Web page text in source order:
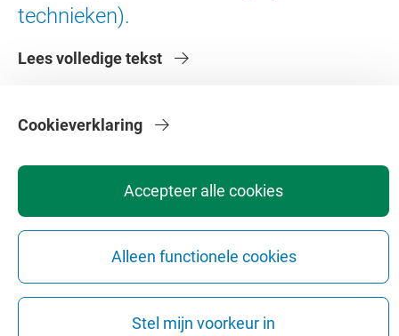
technieken).
Lees volledige tekst
Accepteer alle cookies
Alleen functionele cookies
Stel mijn voorkeur in
Cookieverklaring
Diensten
Veiligheid Webcolofon
Cookie instellingen
Webarchief
Copyright © 2026 - Vrije Universiteit Amsterdam